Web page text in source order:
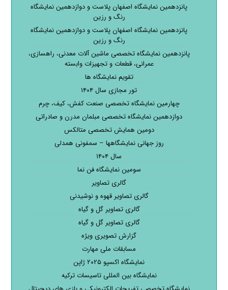
پانزدهمین نمایشگاه اصفهان پلاست و دوازدهمین نمایشگاه
رنگ و رزین
پانزدهمین نمایشگاه اصفهان پلاست و دوازدهمین نمایشگاه
رنگ و رزین
پانزدهمین نمایشگاه تخصصی ماشین آلات معدنی، راهسازی،
عمرانی، قطعات و تجهیزات وابسته
تقویم نمایشگاه ها
تور مجازی سال ۱۴۰۴
چهارمین نمایشگاه تخصصی صنعت کفش، کیف، چرم
دوازدهمین نمایشگاه تخصصی مبلمان مدرن و صادراتی
دومین همایش تخصصی متالکس
روز جهانی نمایشگاهها – سمفونی همدلی
سال ۱۴۰۴
سومین نمایشگاه فن نما
گالری تصاویر
گالری تصاویر قهوه و نوشیدنی
گالری تصاویر گل و گیاه
گالری تصاویر گل و گیاه
گزارش تصویری ویژه
مسابقات ملی مهارت
نمایشگاه اکسپو ۲۰۲۵ ژاپن
نمایشگاه بین المللی تاسیسات ترکیه